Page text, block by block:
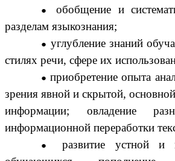
обобщение и
разделам языкознания;
углубление знаний
стилях речи, сфере их
приобретение опыта
зрения явной и скрытой,
информации; овладение
информационной переработки
развитие устной и